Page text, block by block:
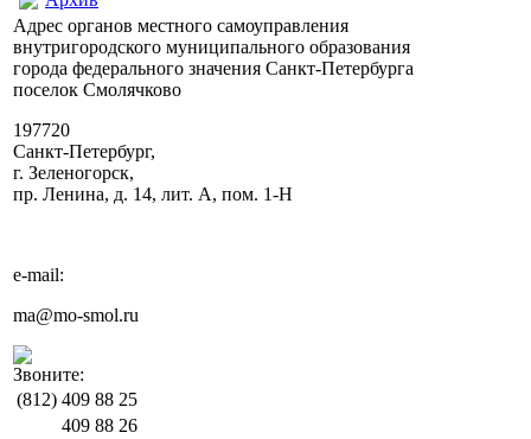
Адрес органов местного самоуправления
внутригородского муниципального образования
города федерального значения Санкт-Петербурга
поселок Смолячково
197720
Санкт-Петербург,
г. Зеленогорск,
пр. Ленина, д. 14, лит. А, пом. 1-Н
e-mail:
ma@mo-smol.ru
Звоните:
(812) 409 88 25
409 88 26